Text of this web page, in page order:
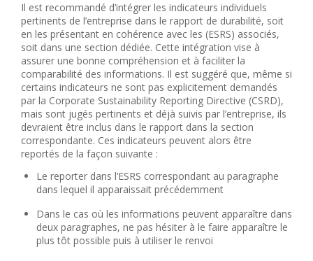
Il est recommandé d’intégrer les indicateurs individuels
pertinents de l’entreprise dans le rapport de durabilité, soit
en les présentant en cohérence avec les (ESRS) associés,
soit dans une section dédiée. Cette intégration vise à
assurer une bonne compréhension et à faciliter la
comparabilité des informations. Il est suggéré que, même si
certains indicateurs ne sont pas explicitement demandés
par la Corporate Sustainability Reporting Directive (CSRD),
mais sont jugés pertinents et déjà suivis par l’entreprise, ils
devraient être inclus dans le rapport dans la section
correspondante. Ces indicateurs peuvent alors être
reportés de la façon suivante :
Le reporter dans l’ESRS correspondant au paragraphe
dans lequel il apparaissait précédemment
Dans le cas où les informations peuvent apparaître dans
deux paragraphes, ne pas hésiter à le faire apparaître le
plus tôt possible puis à utiliser le renvoi